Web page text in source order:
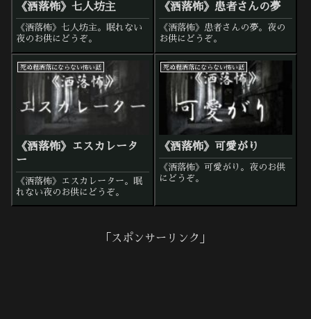
《洒落怖》七人坊主
《洒落怖》七人坊主。眠れない
夜のお供にどうぞ。
《洒落怖》患者さんの夢
《洒落怖》患者さんの夢。夜の
お供にどうぞ。
死ぬ程洒落にならない怖い話
《洒落怖》エスカレータ
ー
《洒落怖》エスカレーター。眠
れない夜のお供にどうぞ。
死ぬ程洒落にならない怖い話
《洒落怖》可愛がり
《洒落怖》可愛がり。夜のお供
にどうぞ。
「スポンサーリンク」